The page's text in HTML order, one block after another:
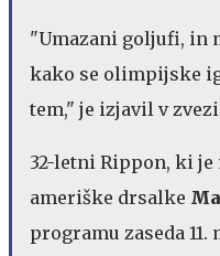
"Umazani goljufi, in
kako se olimpijske
tem," je izjavil v
32-letni Rippon, ki
ameriške drsalke
programu zaseda 11.